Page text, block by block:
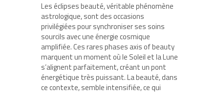
Les éclipses beauté, véritable phénomène
astrologique, sont des occasions
privilégiées pour synchroniser ses soins
sourcils avec une énergie cosmique
amplifiée. Ces rares phases axis of beauty
marquent un moment où le Soleil et la Lune
s’alignent parfaitement, créant un pont
énergétique très puissant. La beauté, dans
ce contexte, semble intensifiée, ce qui